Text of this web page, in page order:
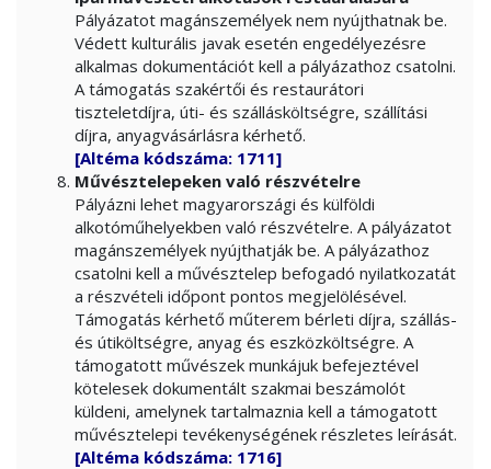
Pályázatot magánszemélyek nem nyújthatnak be.
Védett kulturális javak esetén engedélyezésre
alkalmas dokumentációt kell a pályázathoz csatolni.
A támogatás szakértői és restaurátori
tiszteletdíjra, úti- és szállásköltségre, szállítási
díjra, anyagvásárlásra kérhető.
[Altéma kódszáma: 1711]
Művésztelepeken való részvételre
Pályázni lehet magyarországi és külföldi
alkotóműhelyekben való részvételre. A pályázatot
magánszemélyek nyújthatják be. A pályázathoz
csatolni kell a művésztelep befogadó nyilatkozatát
a részvételi időpont pontos megjelölésével.
Támogatás kérhető műterem bérleti díjra, szállás-
és útiköltségre, anyag és eszközköltségre. A
támogatott művészek munkájuk befejeztével
kötelesek dokumentált szakmai beszámolót
küldeni, amelynek tartalmaznia kell a támogatott
művésztelepi tevékenységének részletes leírását.
[Altéma kódszáma: 1716]